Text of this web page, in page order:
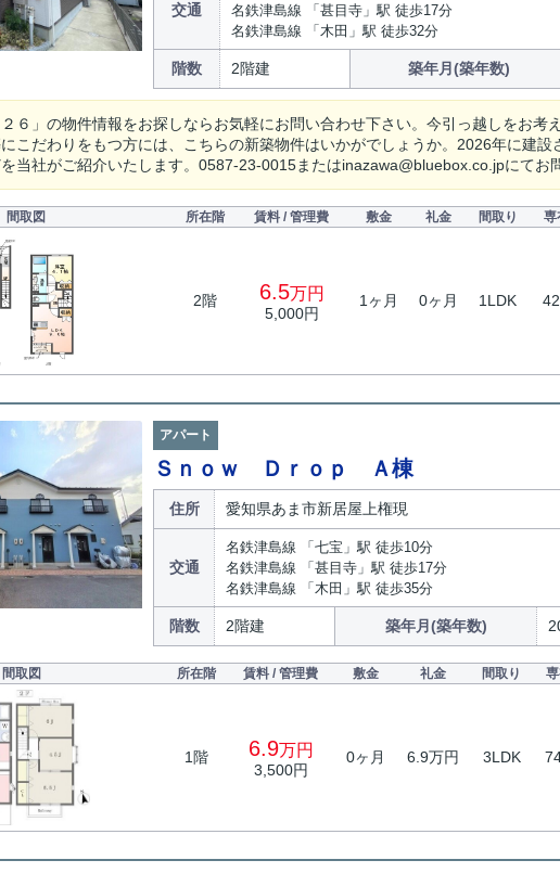
交通
名鉄津島線 「甚目寺」駅 徒歩17分
名鉄津島線 「木田」駅 徒歩32分
階数 2階建 築年月(築年数)
２６」の物件情報をお探しならお気軽にお問い合わせ下さい。今引っ越しをお考
にこだわりをもつ方には、こちらの新築物件はいかがでしょうか。2026年に建
当社がご紹介いたします。0587-23-0015またはinazawa@bluebox.co.jpにてお
間取図 所在階 賃料 / 管理費 敷金 礼金 間取り 専
2階 6.5万円
5,000円
1ヶ月 0ヶ月 1LDK
アパート
Ｓｎｏｗ Ｄｒｏｐ Ａ棟
住所 愛知県あま市新居屋上権現
交通
名鉄津島線 「七宝」駅 徒歩10分
名鉄津島線 「甚目寺」駅 徒歩17分
名鉄津島線 「木田」駅 徒歩35分
階数 2階建 築年月(築年数)
間取図 所在階 賃料 / 管理費 敷金 礼金 間取り
1階 6.9万円
3,500円
0ヶ月 6.9万円 3LDK